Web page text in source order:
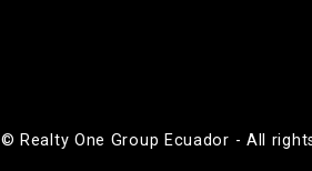
© Realty One Group Ecuador - All